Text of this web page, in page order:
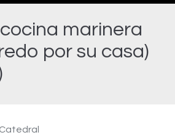
marinera
por su casa)